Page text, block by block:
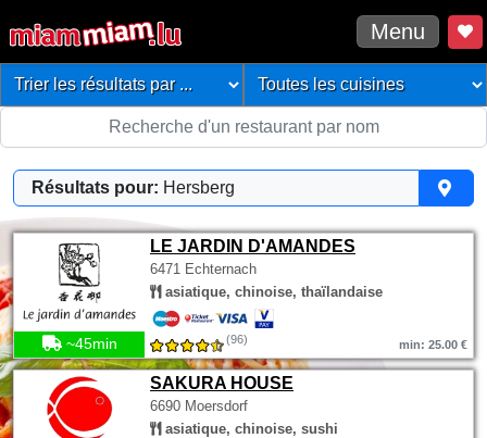
Menu
Résultats pour: Hersberg
LE JARDIN D'AMANDES
6471 Echternach
asiatique, chinoise, thaïlandaise
~45min (96) min: 25.00 €
SAKURA HOUSE
6690 Moersdorf
asiatique, chinoise, sushi